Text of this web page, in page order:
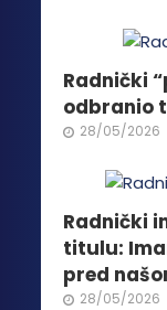
Radnički
odbranio
28/05/2026
Radnički
titulu:
pred
28/05/2026